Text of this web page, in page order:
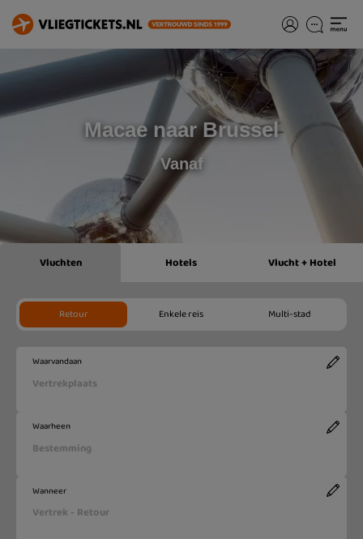
Macae naar Brussel
Vanaf